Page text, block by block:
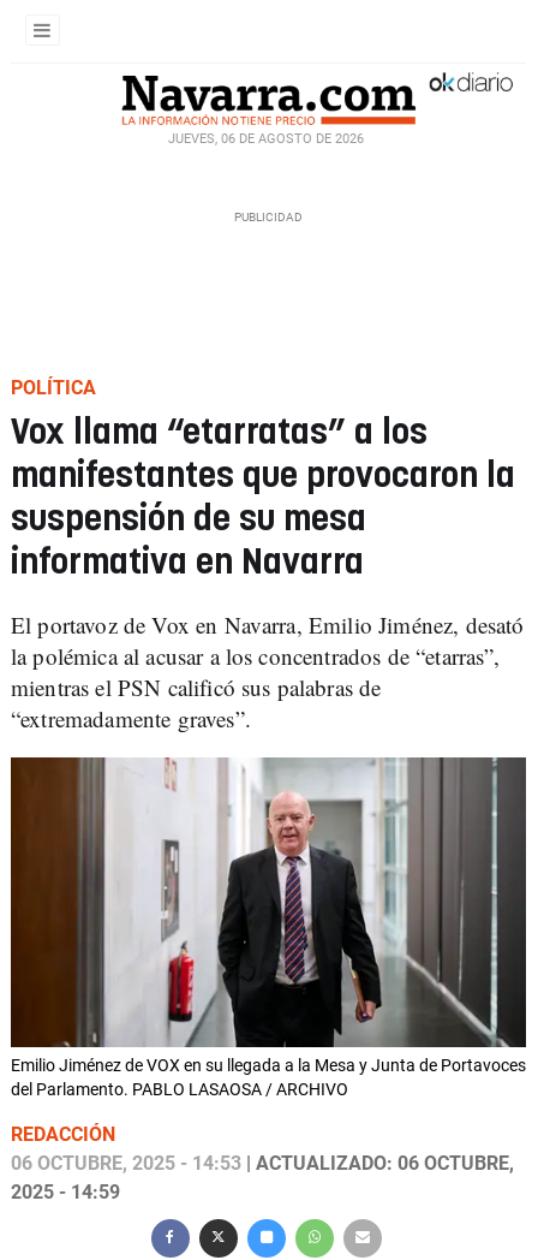
JUEVES, 06 DE AGOSTO DE 2026
POLÍTICA
Vox llama “etarratas” a los
manifestantes que provocaron la
suspensión de su mesa
informativa en Navarra
El portavoz de Vox en Navarra, Emilio Jiménez, desató
la polémica al acusar a los concentrados de “etarras”,
mientras el PSN calificó sus palabras de
“extremadamente graves”.
Emilio Jiménez de VOX en su llegada a la Mesa y Junta de Portavoces
del Parlamento. PABLO LASAOSA / ARCHIVO
REDACCIÓN
06 OCTUBRE, 2025 - 14:53 | ACTUALIZADO: 06 OCTUBRE,
2025 - 14:59